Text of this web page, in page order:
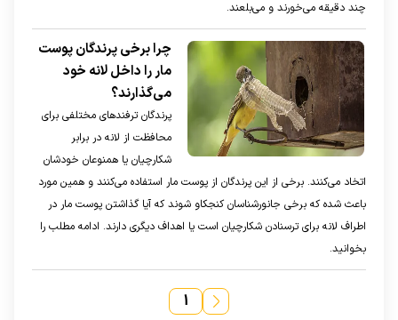
چند دقیقه می‌خورند و می‌بلعند.
چرا برخی پرندگان پوست
مار را داخل لانه خود
می‌گذارند؟
پرندگان ترفند‌های مختلفی برای
محافظت از لانه در برابر
شکارچیان یا همنوعان خودشان
اتخاد می‌کنند. برخی از این پرندگان از پوست مار استفاده می‌کنند و همین مورد
باعث شده که برخی جانورشناسان کنجکاو شوند که آیا گذاشتن پوست مار در
اطراف لانه برای ترسنادن شکارچیان است یا اهداف دیگری دارند. ادامه مطلب را
بخوانید.
۱